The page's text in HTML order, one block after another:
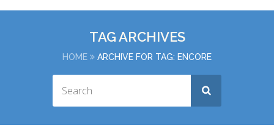
TAG ARCHIVES
HOME ARCHIVE FOR TAG: ENCORE